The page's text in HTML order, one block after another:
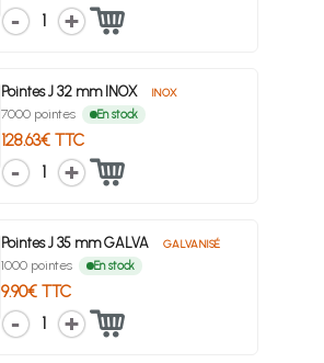
1
Pointes J 32 mm INOX INOX
7000 pointes En stock
128.63€ TTC
1
Pointes J 35 mm GALVA GALVANISÉ
1000 pointes En stock
9.90€ TTC
1